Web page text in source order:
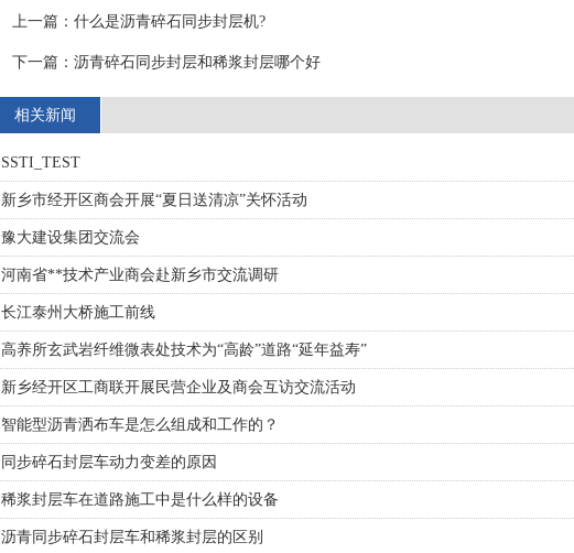
上一篇： 什么是沥青碎石同步封层机?
下一篇： 沥青碎石同步封层和稀浆封层哪个好
相关新闻
SSTI_TEST
新乡市经开区商会开展“夏日送清凉”关怀活动
豫大建设集团交流会
河南省**技术产业商会赴新乡市交流调研
长江泰州大桥施工前线
高养所玄武岩纤维微表处技术为“高龄”道路“延年益寿”
新乡经开区工商联开展民营企业及商会互访交流活动
智能型沥青洒布车是怎么组成和工作的？
同步碎石封层车动力变差的原因
稀浆封层车在道路施工中是什么样的设备
沥青同步碎石封层车和稀浆封层的区别